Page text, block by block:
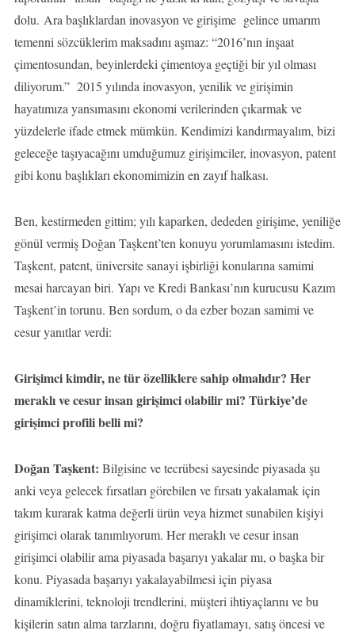
dolu. Ara başlıklardan inovasyon ve girişime gelince umarım
temenni sözcüklerim maksadını aşmaz: “2016’nın inşaat
çimentosundan, beyinlerdeki çimentoya geçtiği bir yıl olması
diliyorum.” 2015 yılında inovasyon, yenilik ve girişimin
hayatımıza yansımasını ekonomi verilerinden çıkarmak ve
yüzdelerle ifade etmek mümkün. Kendimizi kandırmayalım, bizi
geleceğe taşıyacağını umduğumuz girişimciler, inovasyon, patent
gibi konu başlıkları ekonomimizin en zayıf halkası.
Ben, kestirmeden gittim; yılı kaparken, dededen girişime, yeniliğe
gönül vermiş Doğan Taşkent’ten konuyu yorumlamasını istedim.
Taşkent, patent, üniversite sanayi işbirliği konularına samimi
mesai harcayan biri. Yapı ve Kredi Bankası’nın kurucusu Kazım
Taşkent’in torunu. Ben sordum, o da ezber bozan samimi ve
cesur yanıtlar verdi:
Girişimci kimdir, ne tür özelliklere sahip olmalıdır? Her
meraklı ve cesur insan girişimci olabilir mi? Türkiye’de
girişimci profili belli mi?
Doğan Taşkent: Bilgisine ve tecrübesi sayesinde piyasada şu
anki veya gelecek fırsatları görebilen ve fırsatı yakalamak için
takım kurarak katma değerli ürün veya hizmet sunabilen kişiyi
girişimci olarak tanımlıyorum. Her meraklı ve cesur insan
girişimci olabilir ama piyasada başarıyı yakalar mı, o başka bir
konu. Piyasada başarıyı yakalayabilmesi için piyasa
dinamiklerini, teknoloji trendlerini, müşteri ihtiyaçlarını ve bu
kişilerin satın alma tarzlarını, doğru fiyatlamayı, satış öncesi ve